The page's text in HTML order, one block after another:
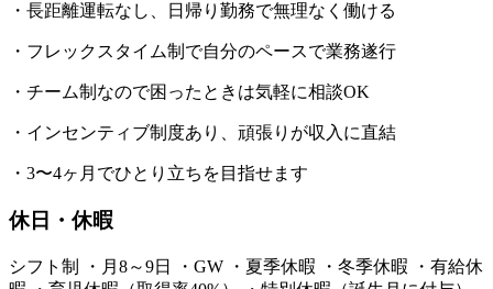
・長距離運転なし、日帰り勤務で無理なく働ける
・フレックスタイム制で自分のペースで業務遂行
・チーム制なので困ったときは気軽に相談OK
・インセンティブ制度あり、頑張りが収入に直結
・3〜4ヶ月でひとり立ちを目指せます
休日・休暇
シフト制 ・月8～9日 ・GW ・夏季休暇 ・冬季休暇 ・有給休